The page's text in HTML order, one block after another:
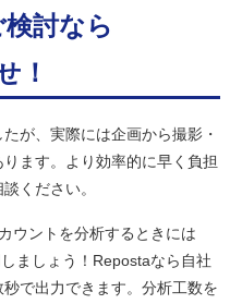
討なら
！
が、実際には企画から撮影・
ます。より効率的に早く負担
ください。
ウントを分析するときには
しましょう！Repostaなら自社
で出力できます。分析工数を